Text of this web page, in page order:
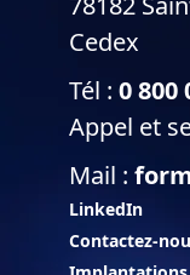
Cedex
Tél : 0 800
Appel et
Mail :
LinkedIn
Contactez-